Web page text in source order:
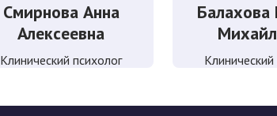
Смирнова Анна
Алексеевна
Клинический психолог